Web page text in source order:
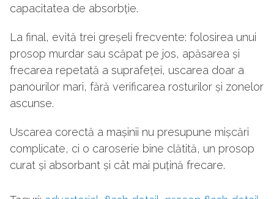
capacitatea de absorbție.
La final, evită trei greșeli frecvente: folosirea unui
prosop murdar sau scăpat pe jos, apăsarea și
frecarea repetată a suprafeței, uscarea doar a
panourilor mari, fără verificarea rosturilor și zonelor
ascunse.
Uscarea corectă a mașinii nu presupune mișcări
complicate, ci o caroserie bine clătită, un prosop
curat și absorbant și cât mai puțină frecare.